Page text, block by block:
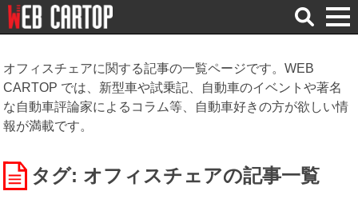
検
索
オフィスチェアに関する記事の一覧ページです。WEB
CARTOP では、新型車や試乗記、自動車のイベントや著名
な自動車評論家によるコラム等、自動車好きの方が欲しい情
報が満載です。
タグ: オフィスチェアの記事一覧